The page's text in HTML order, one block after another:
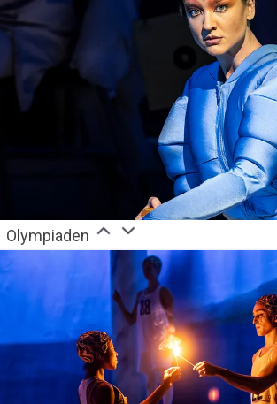
Olympiaden